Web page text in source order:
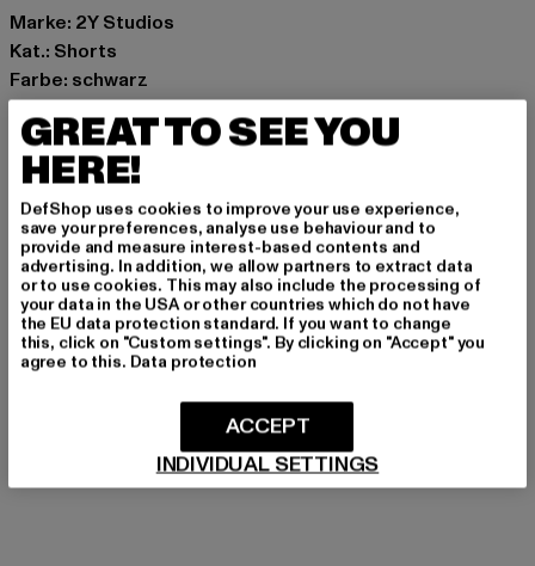
Marke: 2Y Studios
Kat.: Shorts
Farbe: schwarz
Hersteller Farbe: washed black
Materialzusammensetzung: 100% Baumwolle
Art.Nr: JS-B-10005-01921
Hersteller: 2Y Premium GmbH |info@2y-studios.com
Hollefeldstraße 16 | 48282 Emsdetten | DE
GRÖSSE & PASSFORM
LIEFERUNG & RÜCKGABE
GREAT TO SEE YOU
HERE!
DefShop uses cookies to improve your use experience,
save your preferences, analyse use behaviour and to
provide and measure interest-based contents and
advertising. In addition, we allow partners to extract data
or to use cookies. This may also include the processing of
your data in the USA or other countries which do not have
the EU data protection standard. If you want to change
this, click on "Custom settings". By clicking on "Accept" you
agree to this. Data protection
INDIVIDUAL SETTINGS
ACCEPT